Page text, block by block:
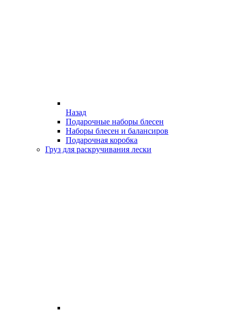
Назад
Подарочные наборы блесен
Наборы блесен и балансиров
Подарочная коробка
Груз для раскручивания лески